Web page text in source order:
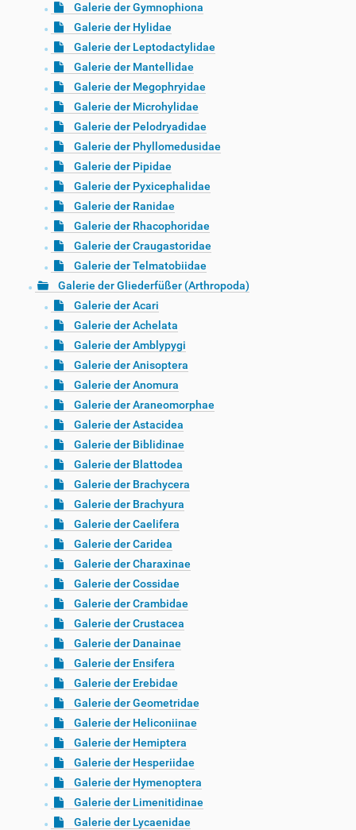
Galerie der Gymnophiona
Galerie der Hylidae
Galerie der Leptodactylidae
Galerie der Mantellidae
Galerie der Megophryidae
Galerie der Microhylidae
Galerie der Pelodryadidae
Galerie der Phyllomedusidae
Galerie der Pipidae
Galerie der Pyxicephalidae
Galerie der Ranidae
Galerie der Rhacophoridae
Galerie der Craugastoridae
Galerie der Telmatobiidae
Galerie der Gliederfüßer (Arthropoda)
Galerie der Acari
Galerie der Achelata
Galerie der Amblypygi
Galerie der Anisoptera
Galerie der Anomura
Galerie der Araneomorphae
Galerie der Astacidea
Galerie der Biblidinae
Galerie der Blattodea
Galerie der Brachycera
Galerie der Brachyura
Galerie der Caelifera
Galerie der Caridea
Galerie der Charaxinae
Galerie der Cossidae
Galerie der Crambidae
Galerie der Crustacea
Galerie der Danainae
Galerie der Ensifera
Galerie der Erebidae
Galerie der Geometridae
Galerie der Heliconiinae
Galerie der Hemiptera
Galerie der Hesperiidae
Galerie der Hymenoptera
Galerie der Limenitidinae
Galerie der Lycaenidae